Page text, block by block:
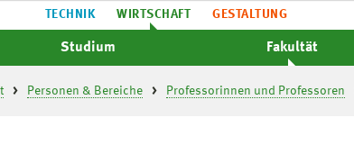
TECHNIK WIRTSCHAFT GESTALTUNG
Studium Fakultät
Personen & Bereiche Professorinnen und Professoren